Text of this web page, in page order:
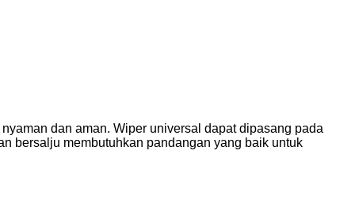
dan aman. Wiper universal dapat dipasang pada
bersalju membutuhkan pandangan yang baik untuk